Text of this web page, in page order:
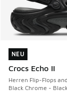
NEU
Crocs Echo II
Herren Flip-Flops
Black Chrome -
NEU